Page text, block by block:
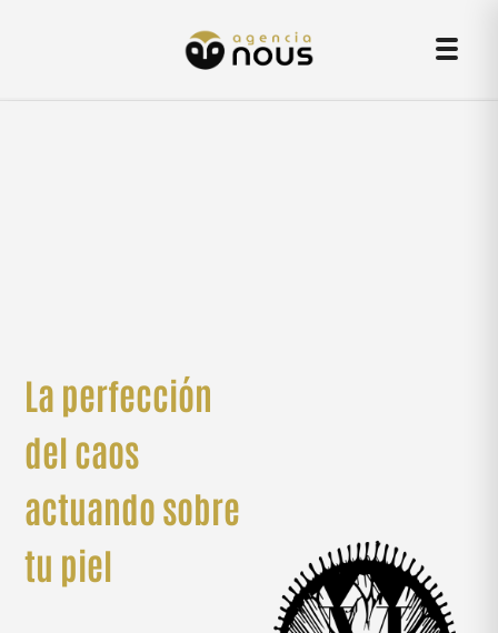
La perfección
del caos
actuando sobre
tu piel